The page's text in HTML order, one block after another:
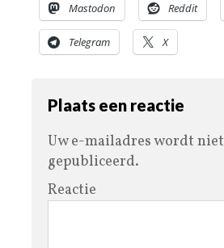
Mastodon Reddit
Telegram X
Plaats een reactie
Uw e-mailadres wordt niet
gepubliceerd.
Reactie